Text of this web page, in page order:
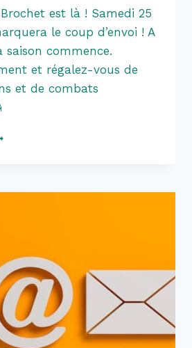
est là ! Samedi 25
le coup d’envoi ! A
saison commence.
et régalez-vous de
et de combats